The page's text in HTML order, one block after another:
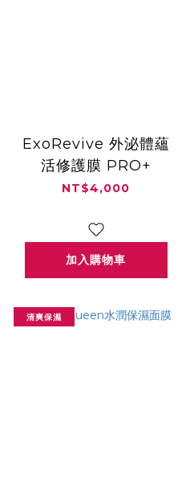
ExoRevive 外泌體蘊
活修護膜 PRO+
NT$4,000
加入購物車
清爽保濕